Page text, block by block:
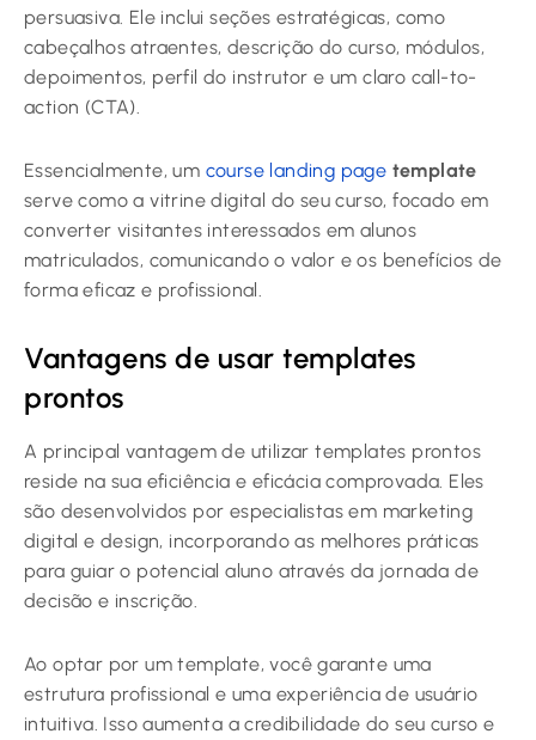
persuasiva. Ele inclui seções estratégicas, como
cabeçalhos atraentes, descrição do curso, módulos,
depoimentos, perfil do instrutor e um claro call-to-
action (CTA).
Essencialmente, um course landing page template
serve como a vitrine digital do seu curso, focado em
converter visitantes interessados em alunos
matriculados, comunicando o valor e os benefícios de
forma eficaz e profissional.
Vantagens de usar templates
prontos
A principal vantagem de utilizar templates prontos
reside na sua eficiência e eficácia comprovada. Eles
são desenvolvidos por especialistas em marketing
digital e design, incorporando as melhores práticas
para guiar o potencial aluno através da jornada de
decisão e inscrição.
Ao optar por um template, você garante uma
estrutura profissional e uma experiência de usuário
intuitiva. Isso aumenta a credibilidade do seu curso e